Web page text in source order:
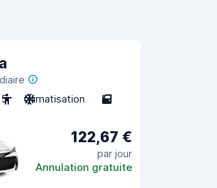
5 Climatisation 5
122,67 €
par jour
Annulation gratuite